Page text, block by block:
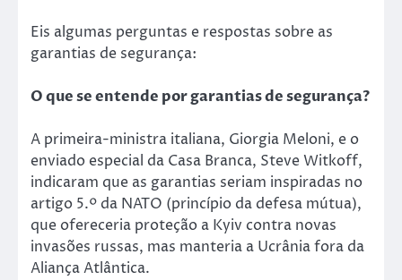
Eis algumas perguntas e respostas sobre as
garantias de segurança:
O que se entende por garantias de segurança?
A primeira-ministra italiana, Giorgia Meloni, e o
enviado especial da Casa Branca, Steve Witkoff,
indicaram que as garantias seriam inspiradas no
artigo 5.º da NATO (princípio da defesa mútua),
que ofereceria proteção a Kyiv contra novas
invasões russas, mas manteria a Ucrânia fora da
Aliança Atlântica.